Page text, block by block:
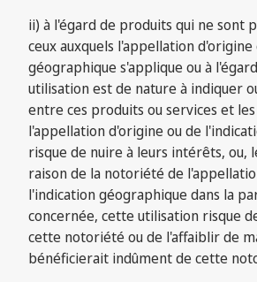
ii) à l'égard de produits qui ne sont
ceux auxquels l'appellation
géographique s'applique ou à
utilisation est de nature à indiquer
entre ces produits ou services et
l'appellation d'origine ou de
risque de nuire à leurs intérêts, ou,
raison de la notoriété de
l'indication géographique dans la
concernée, cette utilisation risque
cette notoriété ou de l'affaiblir de
bénéficierait indûment de cette